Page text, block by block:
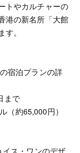
トやカルチャーの
港の新名所「大館
。
宿泊プランの詳
まで
（約65,000円）